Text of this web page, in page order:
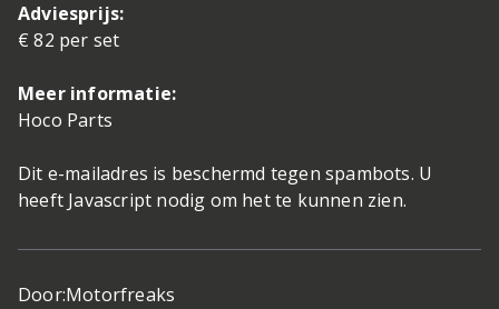
Adviesprijs:
€ 82 per set
Meer informatie:
Hoco Parts
Dit e-mailadres is beschermd tegen spambots. U
heeft Javascript nodig om het te kunnen zien.
Door:Motorfreaks